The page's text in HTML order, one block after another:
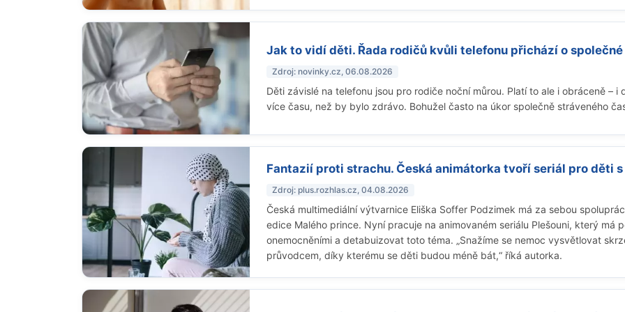
Jak to vidí děti. Řada rodičů kvůli telefonu přichází o
Zdroj: novinky.cz, 06.08.2026
Děti závislé na telefonu jsou pro rodiče noční můrou. Platí to ale i obráceně –
více času, než by bylo zdrávo. Bohužel často na úkor společně stráveného
Fantazií proti strachu. Česká animátorka tvoří seriál pro děti
Zdroj: plus.rozhlas.cz, 04.08.2026
Česká multimediální výtvarnice Eliška Soffer Podzimek má za sebou
edice Malého prince. Nyní pracuje na animovaném seriálu Plešouni, který má
onemocněními a detabuizovat toto téma. „Snažíme se nemoc vysvětlovat
průvodcem, díky kterému se děti budou méně bát,“ říká autorka.